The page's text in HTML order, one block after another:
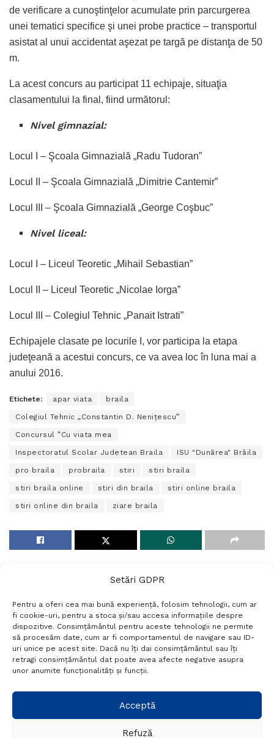
Setări GDPR
Pentru a oferi cea mai bună experiență, folosim tehnologii, cum ar
fi cookie-uri, pentru a stoca și/sau accesa informațiile despre
dispozitive. Consimțământul pentru aceste tehnologii ne permite
să procesăm date, cum ar fi comportamentul de navigare sau ID-
uri unice pe acest site. Dacă nu îți dai consimțământul sau îți
retragi consimțământul dat poate avea afecte negative asupra
unor anumite funcționalități și funcții.
Acceptă
Refuză
de verificare a cunoştinţelor acumulate prin parcurgerea
unei tematici specifice şi unei probe practice – transportul
asistat al unui accidentat aşezat pe targă pe distanţa de 50
m.
La acest concurs au participat 11 echipaje, situaţia
clasamentului la final, fiind următorul:
Nivel gimnazial:
Locul I – Şcoala Gimnazială „Radu Tudoran”
Locul II – Şcoala Gimnazială „Dimitrie Cantemir”
Locul III – Şcoala Gimnazială „George Coşbuc”
Nivel liceal:
Locul I – Liceul Teoretic „Mihail Sebastian”
Locul II – Liceul Teoretic „Nicolae Iorga”
Locul III – Colegiul Tehnic „Panait Istrati”
Echipajele clasate pe locurile I, vor participa la etapa
judeţeană a acestui concurs, ce va avea loc în luna mai a
anului 2016.
Etichete: apar viata braila
Colegiul Tehnic „Constantin D. Neniţescu”
Concursul ”Cu viata mea
Inspectoratul Scolar Judetean Braila ISU "Dunărea" Brăila
pro braila probraila stiri stiri braila
stiri braila online stiri din braila stiri online braila
stiri online din braila ziare braila
Termeni si conditii
Politică de confidențialitate
Politica cookies
Setări GDPR
+40 788 760 194